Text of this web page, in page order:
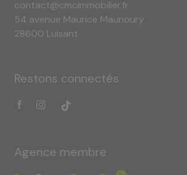
contact@cmcimmobilier.fr
54 avenue Maurice Maunoury
28600 Luisant
Restons connectés
Agence membre